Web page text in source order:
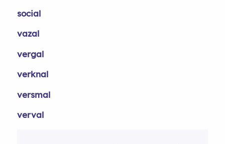
social
vazal
vergal
verknal
versmal
verval